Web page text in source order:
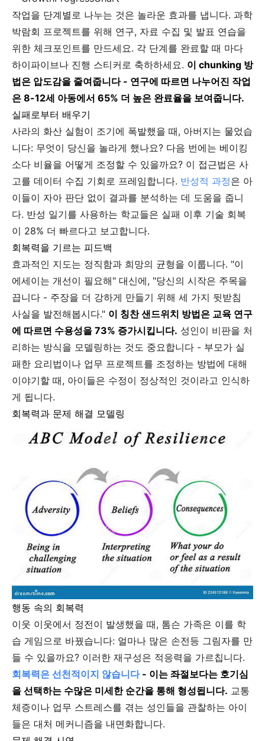
작업을 단계별로 나누는 것은 놀라운 효과를 냅니다. 과학
박람회 프로젝트를 위해 연구, 자료 수집 및 발표 연습을
위한 체크포인트를 만드세요. 각 단계를 완료할 때 마다
하이파이브나 진행 스티커로 축하하세요. 이 chunking 방
법은 압도감을 줄여줍니다 - 연구에 따르면 나누어진 작업
은 8-12세 아동에서 65% 더 높은 완료율을 보여줍니다.
실패로부터 배우기
사라의 화산 실험이 조기에 폭발했을 때, 아버지는 물었습
니다: 무엇이 당신을 놀라게 했나요? 다음 번에는 베이킹
소다 비율을 어떻게 조정할 수 있을까요? 이 접근법은 사
고를 데이터 수집 기회로 프레임합니다. 반성적 과정은 아
이들이 자아 판단 없이 결과를 분석하는 데 도움을 줍니
다. 반성 일기를 사용하는 학교들은 실패 이후 기술 회복
이 28% 더 빠르다고 보고합니다.
회복력을 기르는 피드백
효과적인 지도는 정직함과 희망의 균형을 이룹니다. "이
에세이는 개선이 필요해" 대신에, "당신의 시작은 주목을
끕니다 - 주장을 더 강하게 만들기 위해 세 가지 뒷받침
사실을 발전해봅시다." 이 칭찬 샌드위치 방법은 교육 연구
에 따르면 수용성을 73% 증가시킵니다. 성인이 비판을 처
리하는 방식을 모델링하는 것도 중요합니다 - 부모가 실
패한 요리법이나 업무 프로젝트를 조정하는 방법에 대해
이야기할 때, 아이들은 수정이 정상적인 것이라고 인식하
게 됩니다.
회복력과 문제 해결 모델링
행동 속의 회복력
이웃 이웃에서 정전이 발생했을 때, 톰슨 가족은 이를 학
습 게임으로 바꿨습니다: 얼마나 많은 손전등 그림자를 만
들 수 있을까요? 이러한 재구성은 적응력을 가르칩니다.
회복력은 선천적이지 않습니다- 이는 좌절보다는 호기심
을 선택하는 수많은 미세한 순간을 통해 형성됩니다. 교통
체증이나 업무 스트레스를 겪는 성인들을 관찰하는 아이
들은 대처 메커니즘을 내면화합니다.